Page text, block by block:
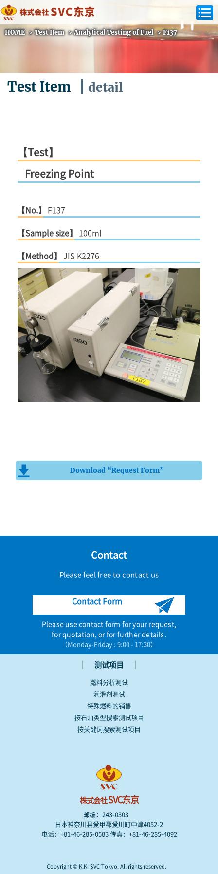
HOME >Test Item >Analytical Testing of Fuel >F137
Test Item detail
【Test】
Freezing Point
【No.】 F137
【Sample size】 100ml
【Method】 JIS K2276
Download “Request Form”
Contact
Please feel free to contact us
Contact Form
Please use contact form for your request,
for quotation, or for further details.
（Monday-Friday : 9:00 - 17:30）
测试项目
燃料分析测试
润滑剂测试
特殊燃料的销售
按石油类型搜索测试项目
按关键词搜索测试项目
株式会社SVC东京
邮编：243-0303
日本神奈川县爱甲郡爱川町中津4052-2
电话：+81-46-285-0583 传真：+81-46-285-4092
Copyright © K.K. SVC Tokyo. All rights reserved.